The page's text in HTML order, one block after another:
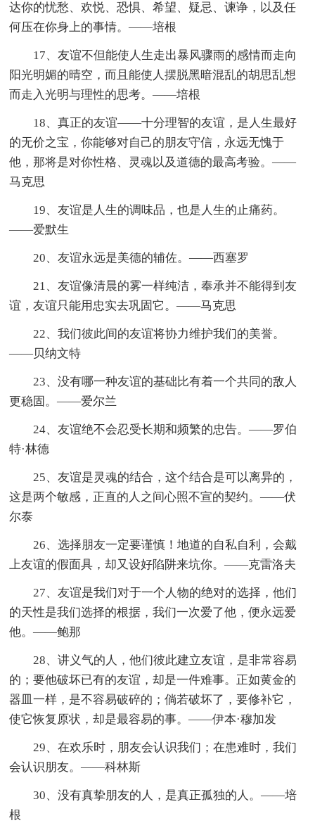
达你的忧愁、欢悦、恐惧、希望、疑忌、谏诤，以及任
何压在你身上的事情。——培根
17、友谊不但能使人生走出暴风骤雨的感情而走向
阳光明媚的晴空，而且能使人摆脱黑暗混乱的胡思乱想
而走入光明与理性的思考。——培根
18、真正的友谊——十分理智的友谊，是人生最好
的无价之宝，你能够对自己的朋友守信，永远无愧于
他，那将是对你性格、灵魂以及道德的最高考验。——
马克思
19、友谊是人生的调味品，也是人生的止痛药。
——爱默生
20、友谊永远是美德的辅佐。——西塞罗
21、友谊像清晨的雾一样纯洁，奉承并不能得到友
谊，友谊只能用忠实去巩固它。——马克思
22、我们彼此间的友谊将协力维护我们的美誉。
——贝纳文特
23、没有哪一种友谊的基础比有着一个共同的敌人
更稳固。——爱尔兰
24、友谊绝不会忍受长期和频繁的忠告。——罗伯
特·林德
25、友谊是灵魂的结合，这个结合是可以离异的，
这是两个敏感，正直的人之间心照不宣的契约。——伏
尔泰
26、选择朋友一定要谨慎！地道的自私自利，会戴
上友谊的假面具，却又设好陷阱来坑你。——克雷洛夫
27、友谊是我们对于一个人物的绝对的选择，他们
的天性是我们选择的根据，我们一次爱了他，便永远爱
他。——鲍那
28、讲义气的人，他们彼此建立友谊，是非常容易
的；要他破坏已有的友谊，却是一件难事。正如黄金的
器皿一样，是不容易破碎的；倘若破坏了，要修补它，
使它恢复原状，却是最容易的事。——伊本·穆加发
29、在欢乐时，朋友会认识我们；在患难时，我们
会认识朋友。——科林斯
30、没有真挚朋友的人，是真正孤独的人。——培
根